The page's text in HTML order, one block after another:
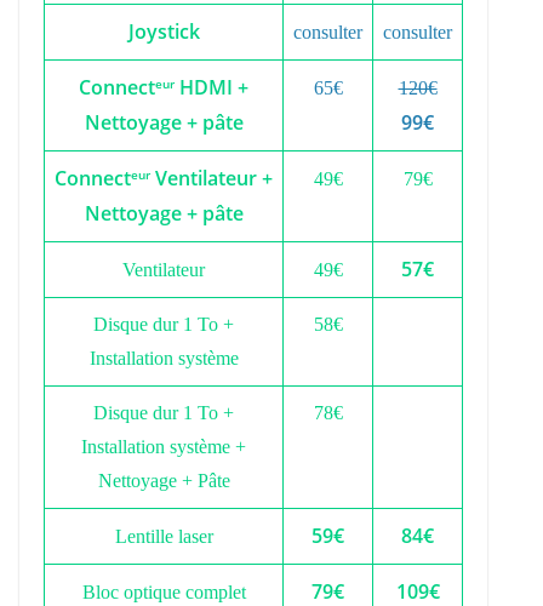
Joystick consulter consulter
Connecteur HDMI +
Nettoyage + pâte
65€ 120€
99€
Connecteur Ventilateur +
Nettoyage + pâte
49€ 79€
Ventilateur 49€ 57€
Disque dur 1 To +
Installation système
58€
Disque dur 1 To +
Installation système +
Nettoyage + Pâte
78€
Lentille laser 59€ 84€
Bloc optique complet 79€ 109€